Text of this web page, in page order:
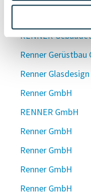
Renner
RENNER
Renner Gerüstbau
Renner
Renner GmbH
RENNER GmbH
Renner GmbH
Renner GmbH
Renner GmbH
Renner GmbH